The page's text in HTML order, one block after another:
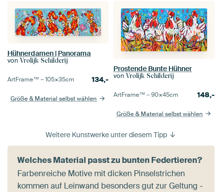
Hühnerdamen | Panorama
von Vrolijk Schilderij
ArtFrame™ –105×35cm 134,-
Größe & Material selbst wählen
Prostende Bunte Hühner
von Vrolijk Schilderij
ArtFrame™ –90×45cm 148,-
Größe & Material selbst wählen
Weitere Kunstwerke unter diesem Tipp
Welches Material passt zu bunten Federtieren?
Farbenreiche Motive mit dicken Pinselstrichen
kommen auf Leinwand besonders gut zur Geltung -